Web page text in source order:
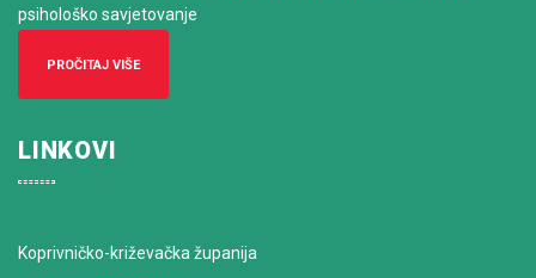
psihološko savjetovanje
PROČITAJ VIŠE
LINKOVI
Koprivničko-križevačka županija